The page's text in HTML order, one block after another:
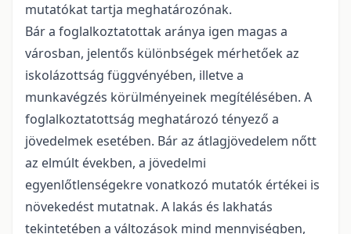
mutatókat tartja meghatározónak.
Bár a foglalkoztatottak aránya igen magas a
városban, jelentős különbségek mérhetőek az
iskolázottság függvényében, illetve a
munkavégzés körülményeinek megítélésében. A
foglalkoztatottság meghatározó tényező a
jövedelmek esetében. Bár az átlagjövedelem nőtt
az elmúlt években, a jövedelmi
egyenlőtlenségekre vonatkozó mutatók értékei is
növekedést mutatnak. A lakás és lakhatás
tekintetében a változások mind mennyiségben,